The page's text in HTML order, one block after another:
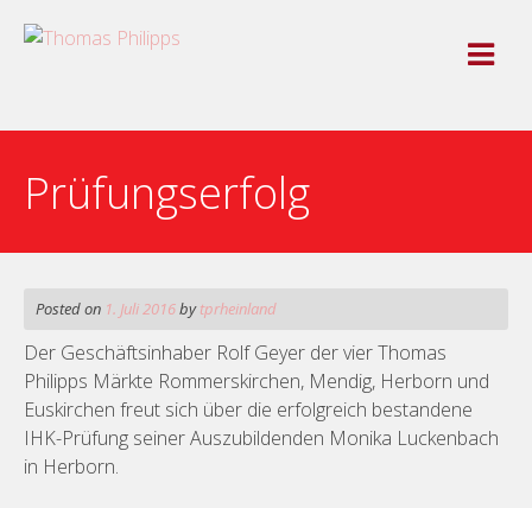
Prüfungserfolg
Posted on 1. Juli 2016bytprheinland
Der Geschäftsinhaber Rolf Geyer der vier Thomas
Philipps Märkte Rommerskirchen, Mendig, Herborn und
Euskirchen freut sich über die erfolgreich bestandene
IHK-Prüfung seiner Auszubildenden Monika Luckenbach
in Herborn.